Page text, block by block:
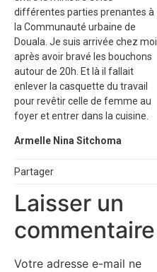
différentes parties prenantes à
la Communauté urbaine de
Douala. Je suis arrivée chez moi
après avoir bravé les bouchons
autour de 20h. Et là il fallait
enlever la casquette du travail
pour revêtir celle de femme au
foyer et entrer dans la cuisine.
Armelle Nina Sitchoma
Partager
Laisser un
commentaire
Votre adresse e-mail ne